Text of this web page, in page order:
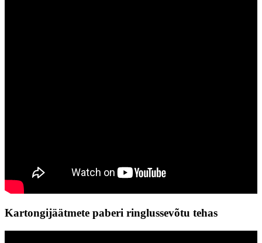
Kartongijäätmete paberi ringlussevõtu tehas